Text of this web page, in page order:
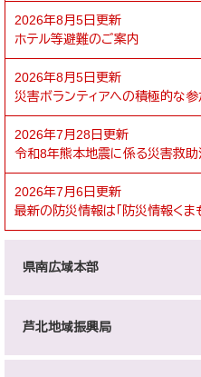
2026年8月5日更新
ホテル等避難のご案内
2026年8月5日更新
災害ボランティアへの積極的な
2026年7月28日更新
令和8年熊本地震に係る災害救
2026年7月6日更新
最新の防災情報は「防災情報くま
県南広域本部
芦北地域振興局